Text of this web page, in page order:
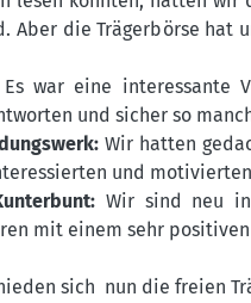
Aber die Trägerbörse hat
Es war eine interessante
und sicher so
Wir hatten
und
Wir sind neu in
mit einem sehr
sich nun die freien